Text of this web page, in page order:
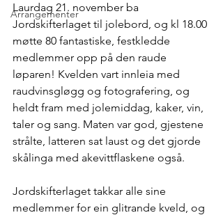
Arrangementer
Laurdag 21. november ba
Jordskifterlaget til jolebord, og kl 18.00
møtte 80 fantastiske, festkledde
medlemmer opp på den raude
løparen! Kvelden vart innleia med
raudvinsgløgg og fotografering, og
heldt fram med jolemiddag, kaker, vin,
taler og sang. Maten var god, gjestene
strålte, latteren sat laust og det gjorde
skålinga med akevittflaskene også.
Jordskifterlaget takkar alle sine
medlemmer for ein glitrande kveld, og